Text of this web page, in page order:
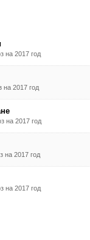
на 2017 год
на 2017 год
на 2017 год
на 2017 год
на 2017 год